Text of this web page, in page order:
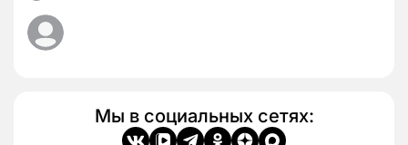
Мы в социальных сетях: